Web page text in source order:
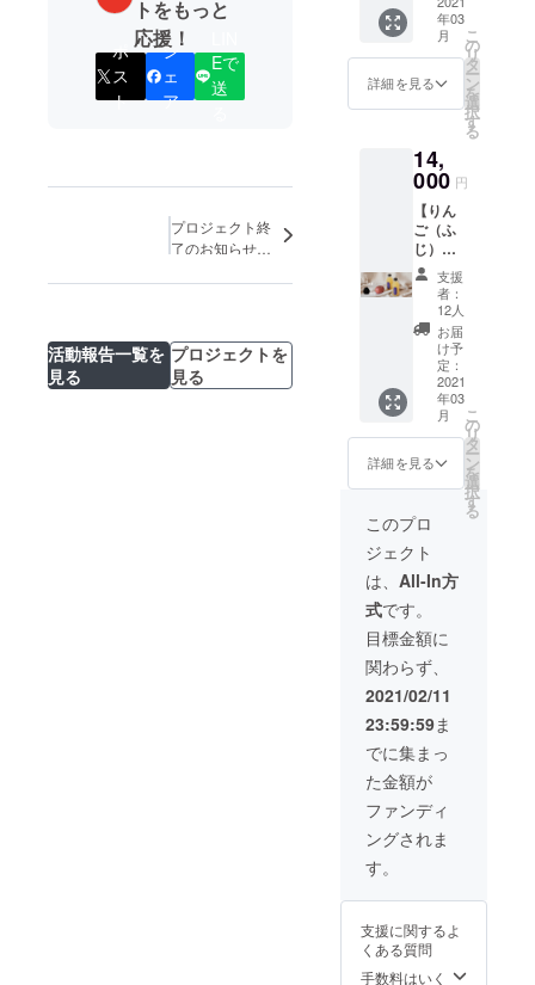
トをもっと
応援！
ポ
ス
ト
シ
ェ
ア
Eで
送
プロジェクト終
了のお知らせと
活動報告一覧を
見る
プロジェクトを
見る
から2年
ステル
40%
SIZE : L
着丈：
袖丈：
64cm /
肩幅：
59cm
SIZE :
XL 着
丈：
79cm /
身幅：
66cm /
袖丈：
64cm /
肩幅：
62cm
SIZE :
XXL 着
丈：
70cm /
64cm /
肩幅：
67cm ※
送料込
みの価
格で
す。 ※
製造工
合等に
より出
荷時期
が遅れ
る場合
がござ
いま
+ SIWA
｜The
Fruits
Compa
ny™ ス
クエア
グ】 ・
りんご
（250m
l）6本
・SIWA
｜The
Fruits
Compa
ny™ ス
クエア
バッグ
1個 -
サイ
ズ：
H340 ×
W320 ×
D115
110g ※
長野県
産りん
ご（ふ
じ）果
汁100%
使用
（スト
レー
ト） ※
デザイ
ン・仕
様は一
部変更
になる
可能性
がござ
いま
み（100
ズ）の
価格で
す。 ※
年03
月
詳細を見る
こ
の
リ
タ
ー
ン
を
選
択
す
る
14,
000 円
【りん
ご（ふ
じ）ス
トレー
ト
ジュー
ス
（250m
l）6本
セット
+ The
Fruits
Compa
ny™
Unifor
m
Hoodie
】 ・り
んご
（250m
l）6本
・The
Fruits
Compa
ny™
Unifor
m
Hoodie
1枚 -
カ
ラー：
ブラッ
ク（ボ
ディ） /
ン（ロ
9.0oz /
コット
ン
支援
者：
12人
お届
け予
定：
2021
年03
月
詳細を見る
こ
の
リ
タ
ー
ン
を
選
択
す
る
このプロ
ジェクト
は、 All-In方
式です。
目標金額に
関わらず、
2021/02/11
23:59:59ま
でに集まっ
た金額が
ファンディ
ングされま
す。
支援に関するよ
くある質問
手数料はいく